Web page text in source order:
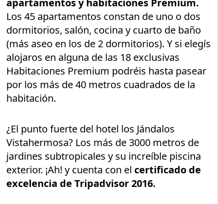
Los 45 apartamentos constan de uno o dos
dormitorios, salón, cocina y cuarto de baño
(más aseo en los de 2 dormitorios). Y si elegís
alojaros en alguna de las 18 exclusivas
Habitaciones Premium podréis hasta pasear
por los más de 40 metros cuadrados de la
habitación.
¿El punto fuerte del hotel los Jándalos
Vistahermosa? Los más de 3000 metros de
jardines subtropicales y su increíble piscina
exterior. ¡Ah! y cuenta con el certificado de
excelencia de Tripadvisor 2016.